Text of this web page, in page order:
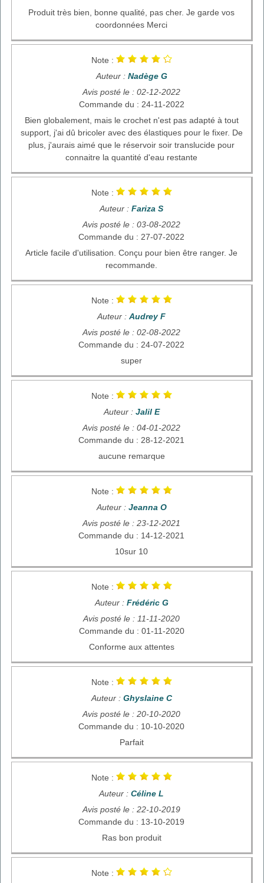
Produit très bien, bonne qualité, pas cher. Je garde vos
coordonnées Merci
Note :
Auteur : Nadège G
Avis posté le : 02-12-2022
Commande du : 24-11-2022
Bien globalement, mais le crochet n'est pas adapté à tout
support, j'ai dû bricoler avec des élastiques pour le fixer. De
plus, j'aurais aimé que le réservoir soir translucide pour
connaitre la quantité d'eau restante
Note :
Auteur : Fariza S
Avis posté le : 03-08-2022
Commande du : 27-07-2022
Article facile d'utilisation. Conçu pour bien être ranger. Je
recommande.
Note :
Auteur : Audrey F
Avis posté le : 02-08-2022
Commande du : 24-07-2022
super
Note :
Auteur : Jalil E
Avis posté le : 04-01-2022
Commande du : 28-12-2021
aucune remarque
Note :
Auteur : Jeanna O
Avis posté le : 23-12-2021
Commande du : 14-12-2021
10sur 10
Note :
Auteur : Frédéric G
Avis posté le : 11-11-2020
Commande du : 01-11-2020
Conforme aux attentes
Note :
Auteur : Ghyslaine C
Avis posté le : 20-10-2020
Commande du : 10-10-2020
Parfait
Note :
Auteur : Céline L
Avis posté le : 22-10-2019
Commande du : 13-10-2019
Ras bon produit
Note :